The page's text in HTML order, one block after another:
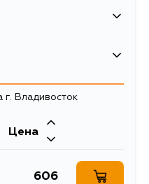
г. Владивосток
Цена
606